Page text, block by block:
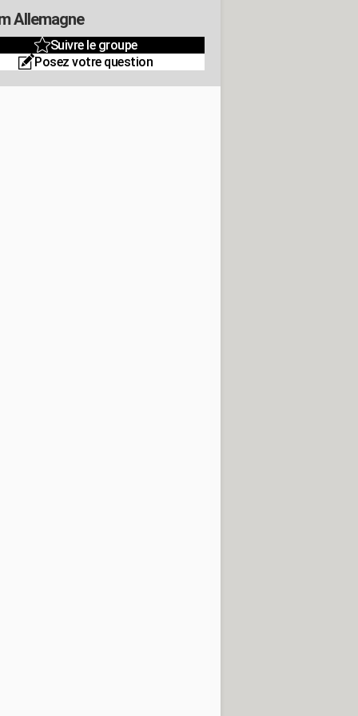
Allemagne
Suivre le groupe
Posez votre question